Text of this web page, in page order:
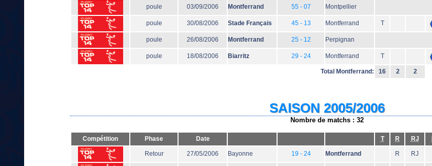
poule 03/09/2006 Montferrand 55 - 07 Montpellier
poule 30/08/2006 Stade Français 45 - 13 Montferrand T
poule 26/08/2006 Montferrand 25 - 12 Perpignan
poule 18/08/2006 Biarritz 29 - 24 Montferrand T
Total Montferrand: 16 2 2
SAISON 2005/2006
Nombre de matchs : 32
Compétition Phase Date T R RJ
Retour 27/05/2006 Bayonne 19 - 24 Montferrand R RJ